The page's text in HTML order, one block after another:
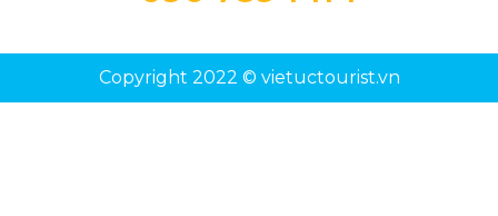
Copyright 2022 © vietuctourist.vn